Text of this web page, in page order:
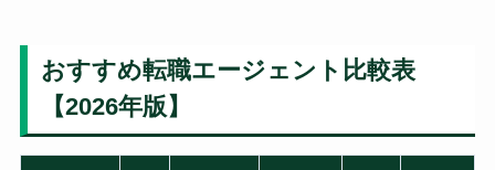
おすすめ転職エージェント比較表
【2026年版】